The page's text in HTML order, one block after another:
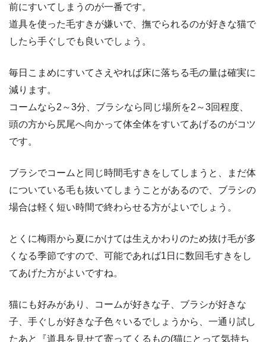
前にすいてしまうのが一番です。
道具を使った毛すきが嫌いで、撫でられるのが好きな猫で
したら手ぐしでも良いでしょう。
毎日こまめにすいてさえやれば床に落ちる毛の量は確実に
減ります。
コームなら2～3分、ブラシなら同じ場所を2～3回程度、
頭の方から尻尾へ向かって体全体をすいてあげるのがコツ
です。
ブラシでコームと同じ時間毛すきをしてしまうと、まだ体
についている毛も抜いてしまうことがあるので、ブラシの
場合は軽く短い時間で終わらせる方がよいでしょう。
とくに梅雨から夏にかけては生えかわりのため抜け毛が多
くなる季節ですので、可能であれば1日に数回毛すきをし
てあげた方がよいですね。
猫にも好みがあり、コームが好きな子、ブラシが好きな
子、手ぐしが好きな子色々いるでしょうから、一通り試し
たあと『道具を見せて寄ってくるもの(猫にとって気持ち